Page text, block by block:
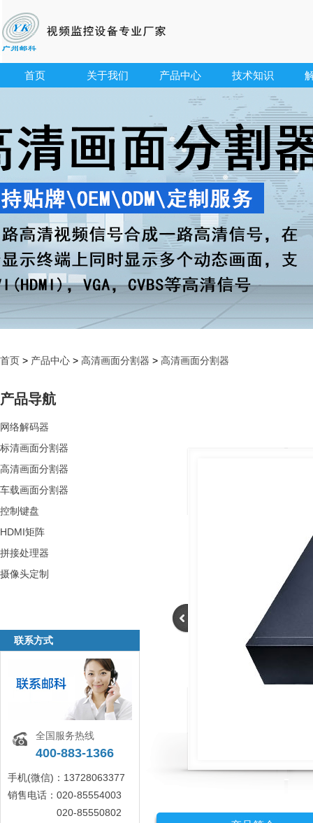
首页 关于我们 产品中心 技术知识
首页 > 产品中心 > 高清画面分割器 > 高清画面分割器
产品导航
网络解码器
标清画面分割器
高清画面分割器
车载画面分割器
控制键盘
HDMI矩阵
拼接处理器
摄像头定制
联系方式
全国服务热线
400-883-1366
手机(微信)：13728063377
销售电话：020-85554003
020-85550802